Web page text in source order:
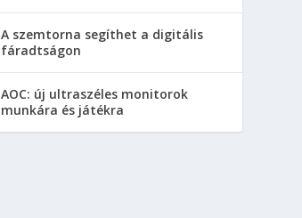
A szemtorna segíthet a digitális
fáradtságon
AOC: új ultraszéles monitorok
munkára és játékra